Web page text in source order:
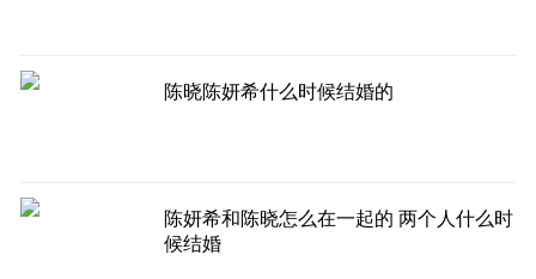
陈晓陈妍希什么时候结婚的
陈妍希和陈晓怎么在一起的 两个人什么时
候结婚